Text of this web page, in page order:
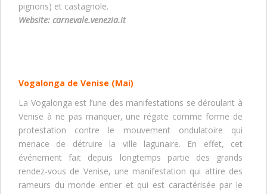
pignons) et castagnole.
Website: carnevale.venezia.it
Vogalonga de Venise (Mai)
La Vogalonga est l’une des manifestations se déroulant à
Venise à ne pas manquer, une régate comme forme de
protestation contre le mouvement ondulatoire qui
menace de détruire la ville lagunaire. En effet, cet
événement fait depuis longtemps partie des grands
rendez-vous de Venise, une manifestation qui attire des
rameurs du monde entier et qui est caractérisée par le